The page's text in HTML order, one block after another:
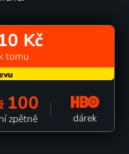
Kč
tomu
100
zpětně dárek